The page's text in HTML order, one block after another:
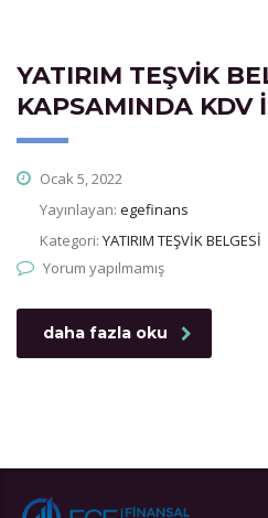
YATIRIM TEŞVİK
KAPSAMINDA KDV
Ocak 5, 2022
Yayınlayan: egefinans
Kategori: YATIRIM TEŞVİK BELGESİ
Yorum yapılmamış
daha fazla oku